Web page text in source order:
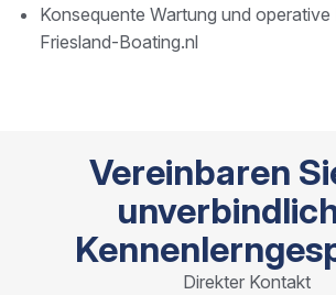
Konsequente Wartung und operative
Friesland-Boating.nl
Vereinbaren
Direkter Kontakt